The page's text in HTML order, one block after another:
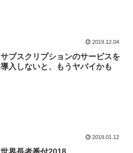
2019.12.04
サブスクリプションのサービスを
導入しないと、もうヤバイかも
2019.01.12